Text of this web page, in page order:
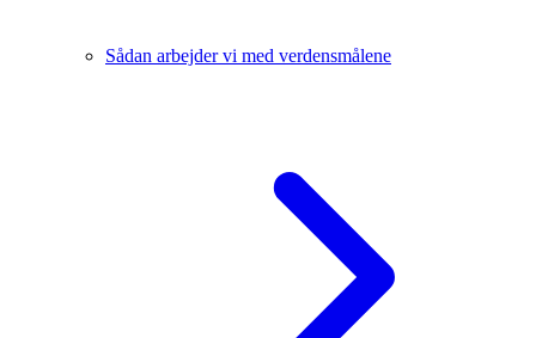
Sådan arbejder vi med verdensmålene